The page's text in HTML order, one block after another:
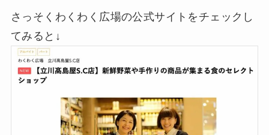
さっそくわくわく広場の公式サイトをチェックし
てみると↓